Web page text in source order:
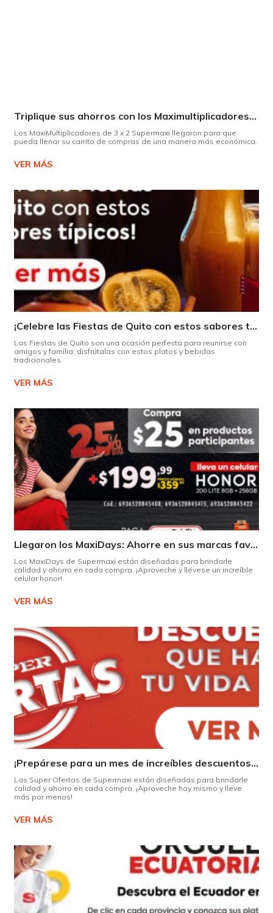
Triplique sus ahorros con los Maximultiplicadores de Supermaxi
Los MaxiMultiplicadores de 3 x 2 Supermaxi llegaron para que
pueda llenar su carrito de compras de una manera más económica.
VER MÁS
¡Celebre las Fiestas de Quito con estos sabores típicos!
Las Fiestas de Quito son una ocasión perfecta para reunirse con
amigos y familia, disfrútalas con estos platos y bebidas
tradicionales.
VER MÁS
Llegaron los MaxiDays: Ahorre en sus marcas favoritas
Los MaxiDays de Supermaxi están diseñadas para brindarle
calidad y ahorro en cada compra. ¡Aproveche y llévese un increíble
celular honor!
VER MÁS
¡Prepárese para un mes de increíbles descuentos en Supermaxi!
Las Super Ofertas de Supermaxi están diseñadas para brindarle
calidad y ahorro en cada compra. ¡Aproveche hoy mismo y lleve
más por menos!
VER MÁS